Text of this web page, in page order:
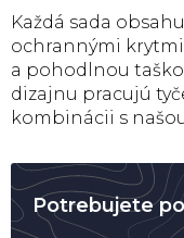
Každá sada
ochrannými
a pohodlnou
dizajnu pracujú
kombinácii s
Potrebujete